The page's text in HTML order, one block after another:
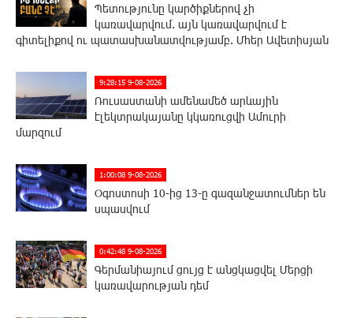
Պետությունը կարծիքներով չի
կառավարվում. այն կառավարվում է
գիտելիքով ու պատասխանատվությամբ. Մհեր Ավետիսյան
9:28:15 9-08-2026
Ռուսաստանի ամենամեծ արևային
էլեկտրակայանը կկառուցվի Ամուրի
մարզում
1:00:08 9-08-2026
Օգոստոսի 10-ից 13-ը գազանջատումներ են
սպասվում
0:42:48 9-08-2026
Գերմանիայում ցույց է անցկացվել Մերցի
կառավարության դեմ